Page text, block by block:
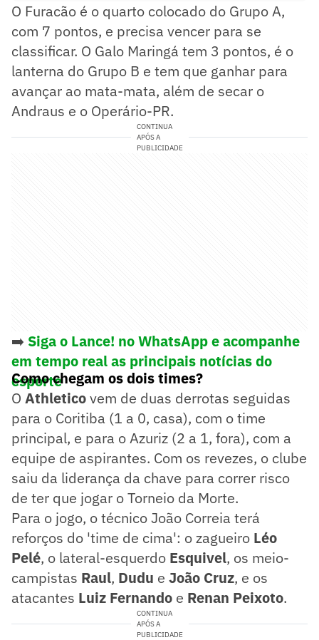
O Furacão é o quarto colocado do Grupo A,
com 7 pontos, e precisa vencer para se
classificar. O Galo Maringá tem 3 pontos, é o
lanterna do Grupo B e tem que ganhar para
avançar ao mata-mata, além de secar o
Andraus e o Operário-PR.
CONTINUA
APÓS A
PUBLICIDADE
➡️ Siga o Lance! no WhatsApp e acompanhe
em tempo real as principais notícias do
esporte
Como chegam os dois times?
O Athleticovem de duas derrotas seguidas
para o Coritiba (1 a 0, casa), com o time
principal, e para o Azuriz (2 a 1, fora), com a
equipe de aspirantes. Com os revezes, o clube
saiu da liderança da chave para correr risco
de ter que jogar o Torneio da Morte.
Para o jogo, o técnico João Correia terá
reforços do 'time de cima': o zagueiro Léo
Pelé, o lateral-esquerdo Esquivel, os meio-
campistas Raul, Dudu e João Cruz, e os
atacantes Luiz Fernando e Renan Peixoto.
CONTINUA
APÓS A
PUBLICIDADE